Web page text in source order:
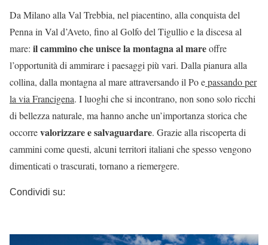
Da Milano alla Val Trebbia, nel piacentino, alla conquista del
Penna in Val d’Aveto, fino al Golfo del Tigullio e la discesa al
mare: il cammino che unisce la montagna al mareoffre
l’opportunità di ammirare i paesaggi più vari. Dalla pianura alla
collina, dalla montagna al mare attraversando il Po epassando per
la via Francigena. I luoghi che si incontrano, non sono solo ricchi
di bellezza naturale, ma hanno anche un’importanza storica che
occorrevalorizzare e salvaguardare. Grazie alla riscoperta di
cammini come questi, alcuni territori italiani che spesso vengono
dimenticati o trascurati, tornano a riemergere.
Condividi su: